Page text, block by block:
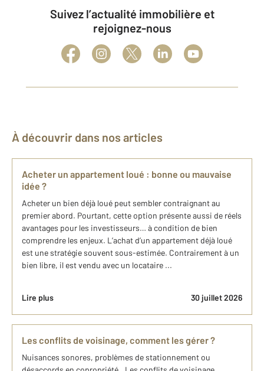
Suivez l’actualité immobilière et
rejoignez-nous
À découvrir dans nos articles
Acheter un appartement loué : bonne ou mauvaise
idée ?
Acheter un bien déjà loué peut sembler contraignant au
premier abord. Pourtant, cette option présente aussi de réels
avantages pour les investisseurs… à condition de bien
comprendre les enjeux. L’achat d’un appartement déjà loué
est une stratégie souvent sous-estimée. Contrairement à un
bien libre, il est vendu avec un locataire ...
Lire plus 30 juillet 2026
Les conflits de voisinage, comment les gérer ?
Nuisances sonores, problèmes de stationnement ou